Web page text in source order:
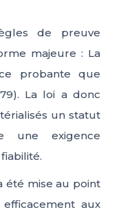
de preuve
majeure : La
probante que
La loi a donc
un statut
une exigence
été mise au point
aux